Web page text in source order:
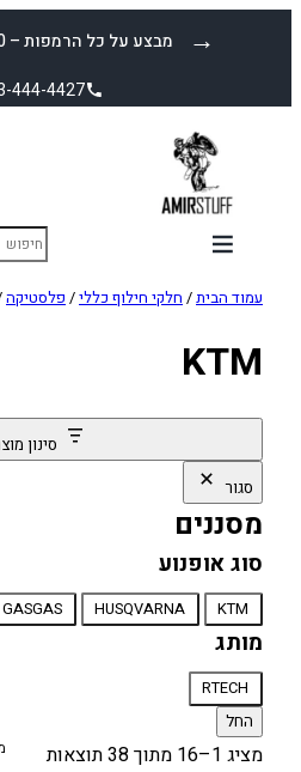
מבצע על כל הרמפות – ₪450 עד הבית! →
444-4427
עמוד הבית/ חלקי חילוף כללי/ פלסטיקה
KTM
סינון
סגור
מסננים
סוג אופנוע
סוג
אופנוע
KTM
HUSQVARNA
GASGAS
מותג
מותג
RTECH
החל
מציג 1–16 מתוך 38 תוצאות